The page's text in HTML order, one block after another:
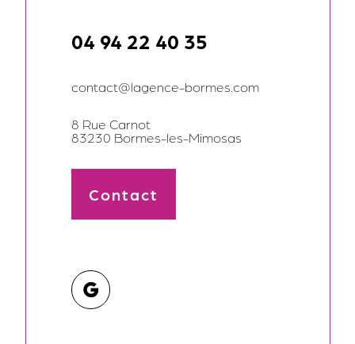
04 94 22 40 35
contact@lagence-bormes.com
8 Rue Carnot
83230 Bormes-les-Mimosas
Contact